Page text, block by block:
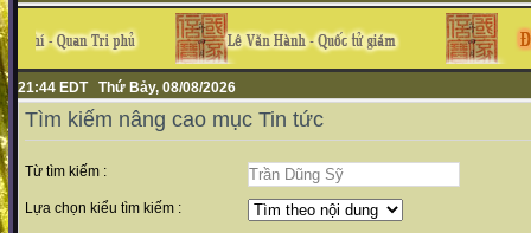
21:44 EDT Thứ Bảy, 08/08/2026
Tìm kiếm nâng cao mục Tin tức
Từ tìm kiếm :
Lựa chọn kiểu tìm kiếm :